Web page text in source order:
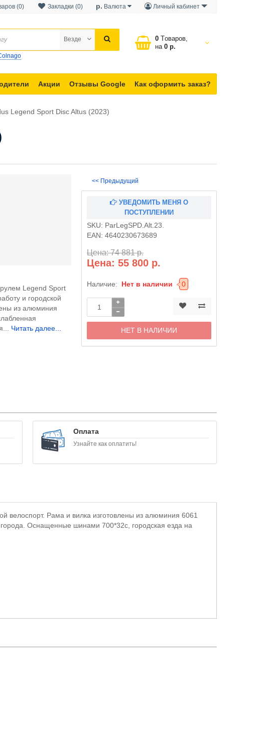
Личный кабинет
р. Валюта
Закладки (0)
(0)
0 Tоваров,
на
0 р.
Везде
Акции Отзывы Google Как оформить заказ?
Legend Sport Disc Altus (2023)
Legend Sport
и городской
из алюминия
Читать далее...
<< Предыдущий
УВЕДОМИТЬ МЕНЯ О
ПОСТУПЛЕНИИ
SKU: ParLegSPD.Alt.23.
EAN: 4640230673689
Цена: 74 881 р.
Цена: 55 800 р.
Наличие: Нет в наличии 0
НЕТ В НАЛИЧИИ
Оплата
Узнайте как оплатить!
велоспорт. Рама и вилка изготовлены из алюминия 6061
Оснащенные шинами 700*32c, городская езда на